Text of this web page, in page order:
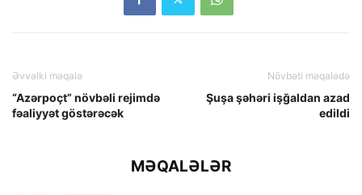
Əvvəlki məqalə
“Azərpoçt” növbəli rejimdə
fəaliyyət göstərəcək
Növbəti məqalədə
Şuşa şəhəri işğaldan azad
edildi
MƏQALƏLƏR